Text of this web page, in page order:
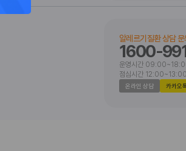
알레르기질환 상담 문
1600-
운영시간
점심시간 12:00~13:00
온라인 상담 카카오